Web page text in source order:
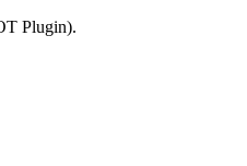
Plugin).